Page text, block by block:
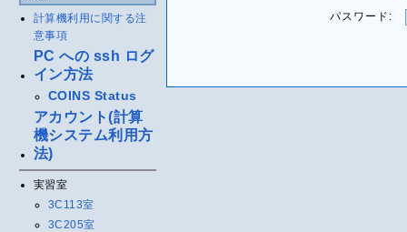
計算機利用に関する注
意事項
PC への ssh ログ
イン方法
COINS Status
アカウント(計算
機システム利用方
法)
実習室
3C113室
3C205室
パスワード: